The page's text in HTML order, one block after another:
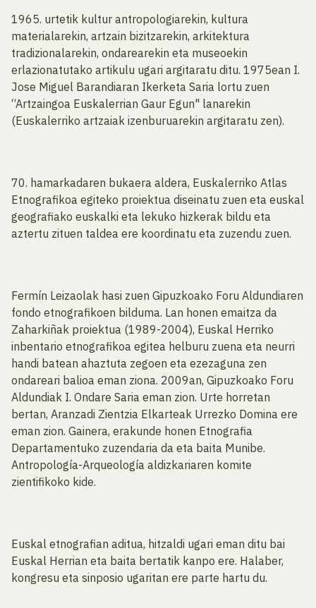
1965. urtetik kultur antropologiarekin, kultura
materialarekin, artzain bizitzarekin, arkitektura
tradizionalarekin, ondarearekin eta museoekin
erlazionatutako artikulu ugari argitaratu ditu. 1975ean I.
Jose Miguel Barandiaran Ikerketa Saria lortu zuen
“Artzaingoa Euskalerrian Gaur Egun" lanarekin
(Euskalerriko artzaiak izenburuarekin argitaratu zen).
70. hamarkadaren bukaera aldera, Euskalerriko Atlas
Etnografikoa egiteko proiektua diseinatu zuen eta euskal
geografiako euskalki eta lekuko hizkerak bildu eta
aztertu zituen taldea ere koordinatu eta zuzendu zuen.
Fermín Leizaolak hasi zuen Gipuzkoako Foru Aldundiaren
fondo etnografikoen bilduma. Lan honen emaitza da
Zaharkiñak proiektua (1989-2004), Euskal Herriko
inbentario etnografikoa egitea helburu zuena eta neurri
handi batean ahaztuta zegoen eta ezezaguna zen
ondareari balioa eman ziona. 2009an, Gipuzkoako Foru
Aldundiak I. Ondare Saria eman zion. Urte horretan
bertan, Aranzadi Zientzia Elkarteak Urrezko Domina ere
eman zion. Gainera, erakunde honen Etnografia
Departamentuko zuzendaria da eta baita Munibe.
Antropología-Arqueología aldizkariaren komite
zientifikoko kide.
Euskal etnografian aditua, hitzaldi ugari eman ditu bai
Euskal Herrian eta baita bertatik kanpo ere. Halaber,
kongresu eta sinposio ugaritan ere parte hartu du.